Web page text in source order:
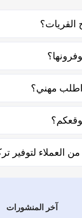
معه إما على
منها قرب المسافة
اطلب مهني؟
فكل الفنيين
المنطقة ثم
لتوفير
آخر المنشورات